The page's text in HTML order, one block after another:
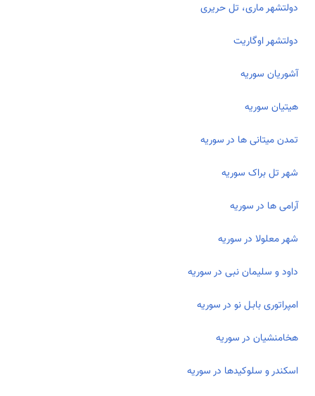
دولت­شهر ماری، تل حریری
دولتشهر اوگاریت
آشوریان سوریه
هیتیان سوریه
تمدن میتانی ها در سوریه
شهر تل براک سوریه
آرامی ها در سوریه
شهر معلولا در سوریه
داود و سلیمان نبی در سوریه
امپراتوری بابـل نو در سوریه
هخامنشیان در سوریه
اسکندر و سلوکیدها در سوریه